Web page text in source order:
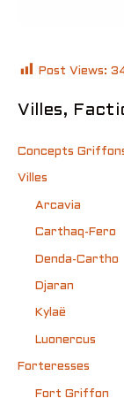
Post Views:
Villes,
Concepts
Villes
Arcavia
Carthaq-Fero
Denda-Cartho
Djaran
Kylaë
Luonercus
Forteresses
Fort Griffon